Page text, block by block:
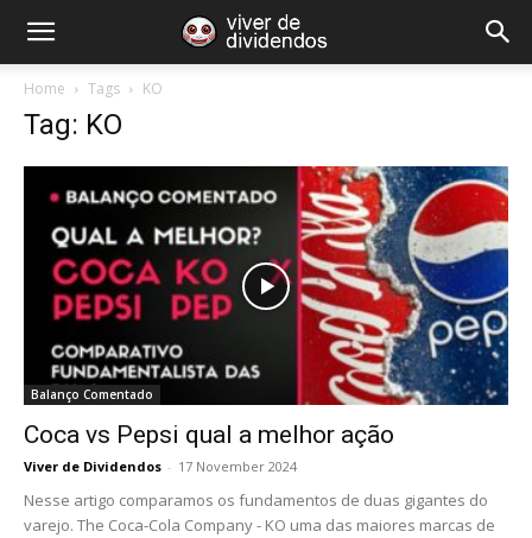
Home Tags KO
Tag: KO
Balanço Comentado
Coca vs Pepsi qual a melhor ação
Viver de Dividendos - 17 November 2024
Nesse artigo comparamos os fundamentos de duas gigantes do
varejo. The Coca-Cola Company - KO uma das maiores marcas de